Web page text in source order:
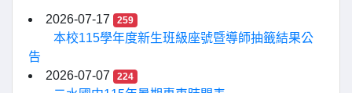
2026-07-17 259
本校115學年度新生班級座號暨導師抽籤結果公
告
2026-07-07
224